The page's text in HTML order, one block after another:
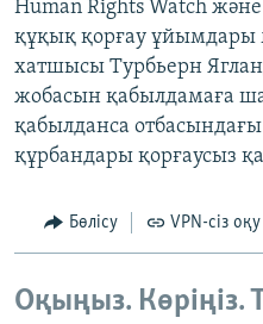
Human Rights Watch
құқық қорғау ұйымдары
хатшысы Турбьерн
жобасын қабылдамаға
қабылданса
құрбандары қорғаусыз
Бөлісу VPN-сіз оқу
Оқыңыз. Көріңіз.